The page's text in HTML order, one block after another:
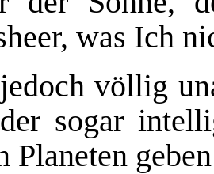
was Ich
völlig
sogar
Planeten